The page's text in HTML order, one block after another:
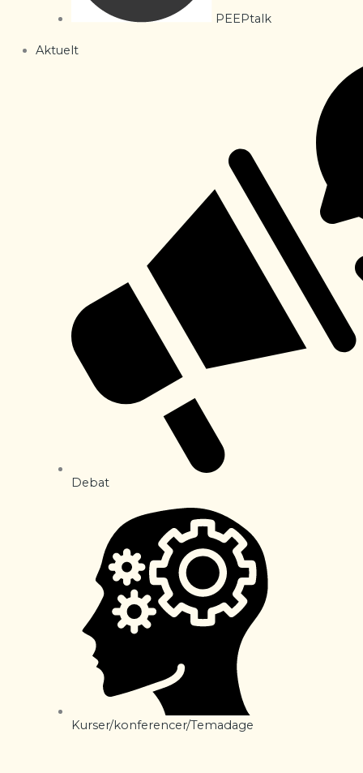
PEEPtalk
Aktuelt
Debat
Kurser/konferencer/Temadage